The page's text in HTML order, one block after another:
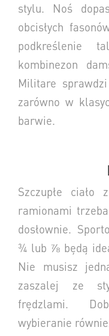
stylu. Noś
obcisłych
podkreślenie
kombinezon
Militare
zarówno w
barwie.
Szczupłe ciało
ramionami
dosłownie.
¾ lub ⅞ będą
Nie musisz
zaszalej ze
frędzlami.
wybieranie